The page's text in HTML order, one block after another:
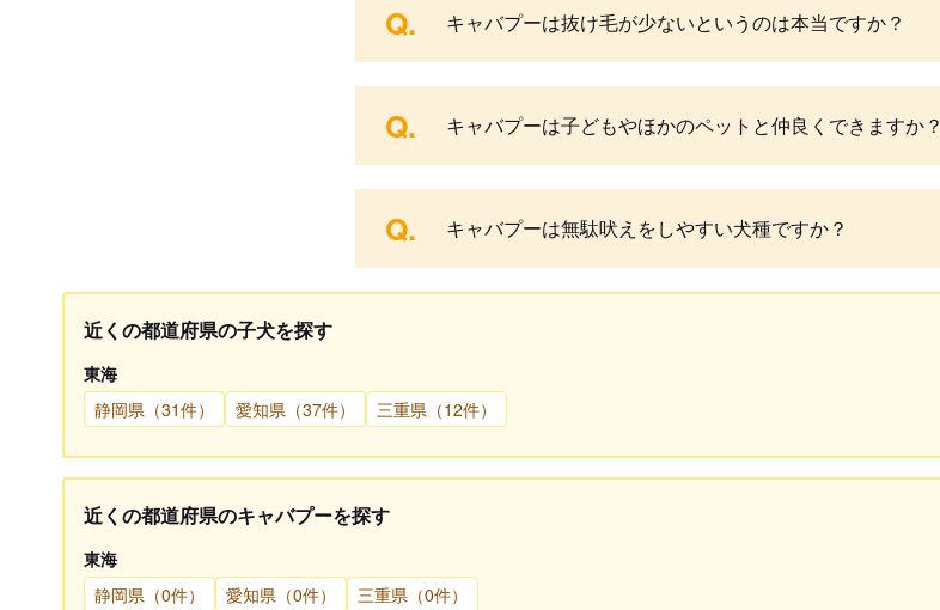
Q. キャバプーは抜け毛が少ないというのは本当ですか？
Q. キャバプーは子どもやほかのペットと仲良くできますか？
Q. キャバプーは無駄吠えをしやすい犬種ですか？
近くの都道府県の子犬を探す
東海
静岡県（31件）
愛知県（37件） 三重県（12件）
近くの都道府県のキャバプーを探す
東海
静岡県（0件）
愛知県（0件） 三重県（0件）